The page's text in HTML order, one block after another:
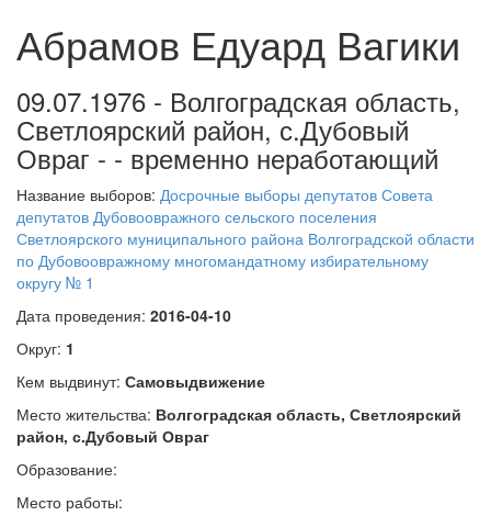
Абрамов Едуард Вагики
09.07.1976 - Волгоградская область,
Светлоярский район, с.Дубовый
Овраг - - временно неработающий
Название выборов: Досрочные выборы депутатов Совета
депутатов Дубовоовражного сельского поселения
Светлоярского муниципального района Волгоградской области
по Дубовоовражному многомандатному избирательному
округу № 1
Дата проведения: 2016-04-10
Округ: 1
Кем выдвинут: Самовыдвижение
Место жительства: Волгоградская область, Светлоярский
район, с.Дубовый Овраг
Образование:
Место работы: